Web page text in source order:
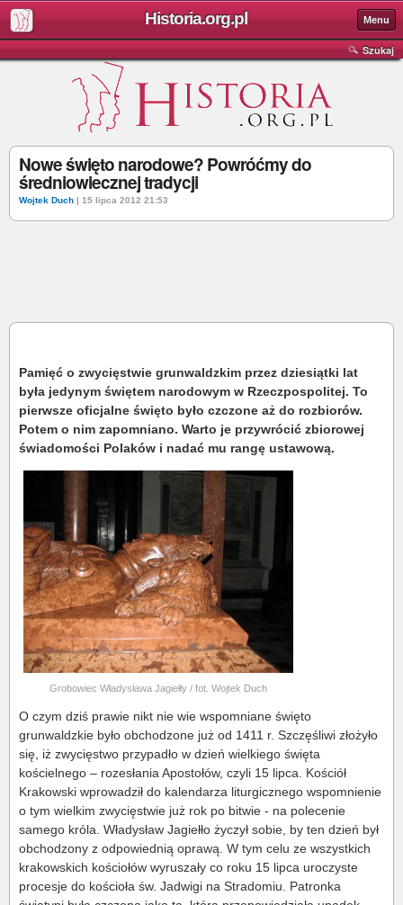
Historia.org.pl Menu
Szukaj
Nowe święto narodowe? Powróćmy do
średniowiecznej tradycji
Wojtek Duch | 15 lipca 2012 21:53
Pamięć o zwycięstwie grunwaldzkim przez dziesiątki lat
była jedynym świętem narodowym w Rzeczpospolitej. To
pierwsze oficjalne święto było czczone aż do rozbiorów.
Potem o nim zapomniano. Warto je przywrócić zbiorowej
świadomości Polaków i nadać mu rangę ustawową.
Grobowiec Władysława Jagiełły / fot. Wojtek Duch
O czym dziś prawie nikt nie wie wspomniane święto
grunwaldzkie było obchodzone już od 1411 r. Szczęśliwi złożyło
się, iż zwycięstwo przypadło w dzień wielkiego święta
kościelnego – rozesłania Apostołów, czyli 15 lipca. Kościół
Krakowski wprowadził do kalendarza liturgicznego wspomnienie
o tym wielkim zwycięstwie już rok po bitwie - na polecenie
samego króla. Władysław Jagiełło życzył sobie, by ten dzień był
obchodzony z odpowiednią oprawą. W tym celu ze wszystkich
krakowskich kościołów wyruszały co roku 15 lipca uroczyste
procesje do kościoła św. Jadwigi na Stradomiu. Patronka